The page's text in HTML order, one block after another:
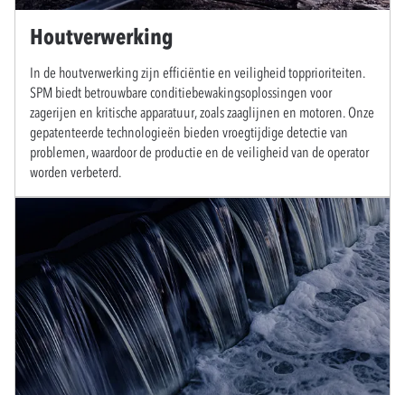
Houtverwerking
In de houtverwerking zijn efficiëntie en veiligheid topprioriteiten.
SPM biedt betrouwbare conditiebewakingsoplossingen voor
zagerijen en kritische apparatuur, zoals zaaglijnen en motoren. Onze
gepatenteerde technologieën bieden vroegtijdige detectie van
problemen, waardoor de productie en de veiligheid van de operator
worden verbeterd.